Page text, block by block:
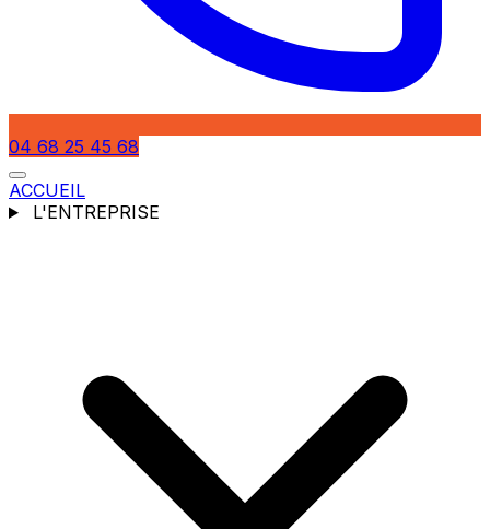
04 68 25 45 68
ACCUEIL
L'ENTREPRISE